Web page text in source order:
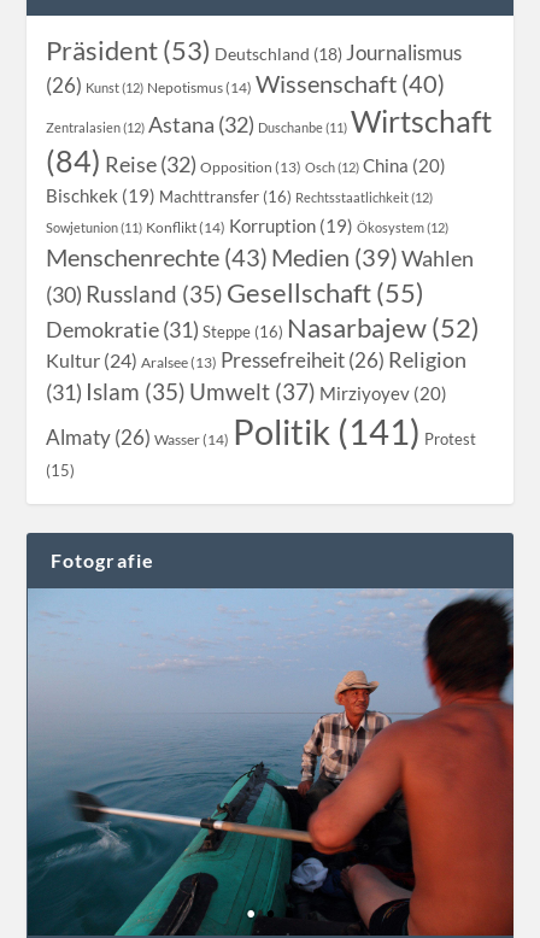
Präsident (53) Deutschland (18) Journalismus
(26) Kunst (12) Nepotismus (14) Wissenschaft (40)
Zentralasien (12) Astana (32) Duschanbe (11) Wirtschaft
(84) Reise (32) Opposition (13) Osch (12) China (20)
Bischkek (19) Machttransfer (16) Rechtsstaatlichkeit (12)
Sowjetunion (11) Konflikt (14) Korruption (19) Ökosystem (12)
Menschenrechte (43) Medien (39) Wahlen
(30) Russland (35) Gesellschaft (55)
Demokratie (31) Steppe (16) Nasarbajew (52)
Kultur (24) Aralsee (13) Pressefreiheit (26) Religion
(31) Islam (35) Umwelt (37) Mirziyoyev (20)
Almaty (26) Wasser (14) Politik (141) Protest
(15)
Fotografie